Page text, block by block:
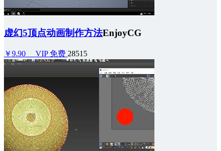
虚幻5顶点动画制作方法EnjoyCG
￥9.90 VIP 免费 28515